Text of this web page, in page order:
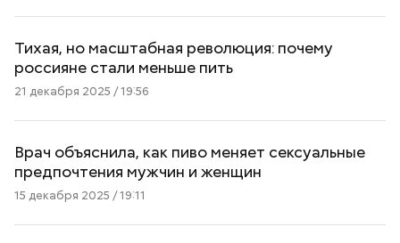
Тихая, но масштабная революция: почему
россияне стали меньше пить
21 декабря 2025 / 19:56
Врач объяснила, как пиво меняет сексуальные
предпочтения мужчин и женщин
15 декабря 2025 / 19:11